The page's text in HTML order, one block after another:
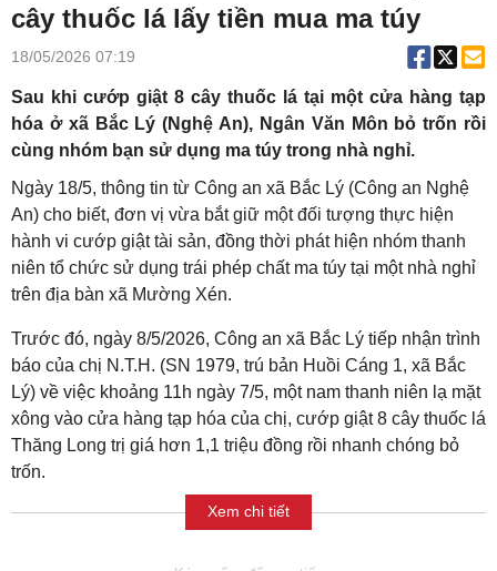
cây thuốc lá lấy tiền mua ma túy
18/05/2026 07:19
Sau khi cướp giật 8 cây thuốc lá tại một cửa hàng tạp
hóa ở xã Bắc Lý (Nghệ An), Ngân Văn Môn bỏ trốn rồi
cùng nhóm bạn sử dụng ma túy trong nhà nghỉ.
Ngày 18/5, thông tin từ Công an xã Bắc Lý (Công an Nghệ
An) cho biết, đơn vị vừa bắt giữ một đối tượng thực hiện
hành vi cướp giật tài sản, đồng thời phát hiện nhóm thanh
niên tổ chức sử dụng trái phép chất ma túy tại một nhà nghỉ
trên địa bàn xã Mường Xén.
Trước đó, ngày 8/5/2026, Công an xã Bắc Lý tiếp nhận trình
báo của chị N.T.H. (SN 1979, trú bản Huồi Cáng 1, xã Bắc
Lý) về việc khoảng 11h ngày 7/5, một nam thanh niên lạ mặt
xông vào cửa hàng tạp hóa của chị, cướp giật 8 cây thuốc lá
Thăng Long trị giá hơn 1,1 triệu đồng rồi nhanh chóng bỏ
trốn.
Xem chi tiết